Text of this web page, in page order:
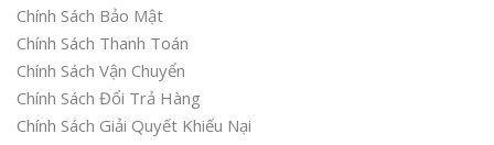
Chính Sách Bảo Mật
Chính Sách Thanh Toán
Chính Sách Vận Chuyển
Chính Sách Đổi Trả Hàng
Chính Sách Giải Quyết Khiếu Nại